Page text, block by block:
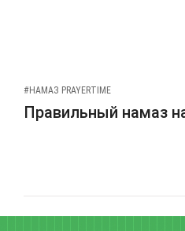
#НАМАЗ PRAYERTIME
Правильный намаз